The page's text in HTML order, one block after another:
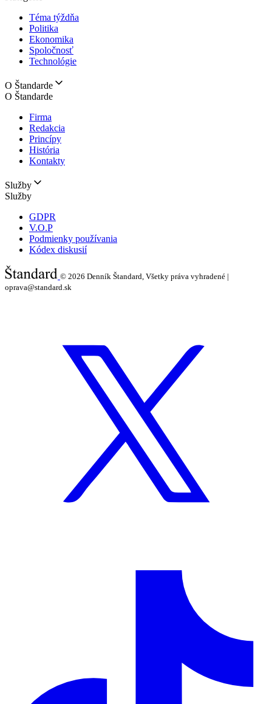
Téma týždňa
Politika
Ekonomika
Spoločnosť
Technológie
O Štandarde
O Štandarde
Firma
Redakcia
Princípy
História
Kontakty
Služby
Služby
GDPR
V.O.P
Podmienky používania
Kódex diskusií
© 2026 Denník Štandard, Všetky práva vyhradené |
oprava@standard.sk